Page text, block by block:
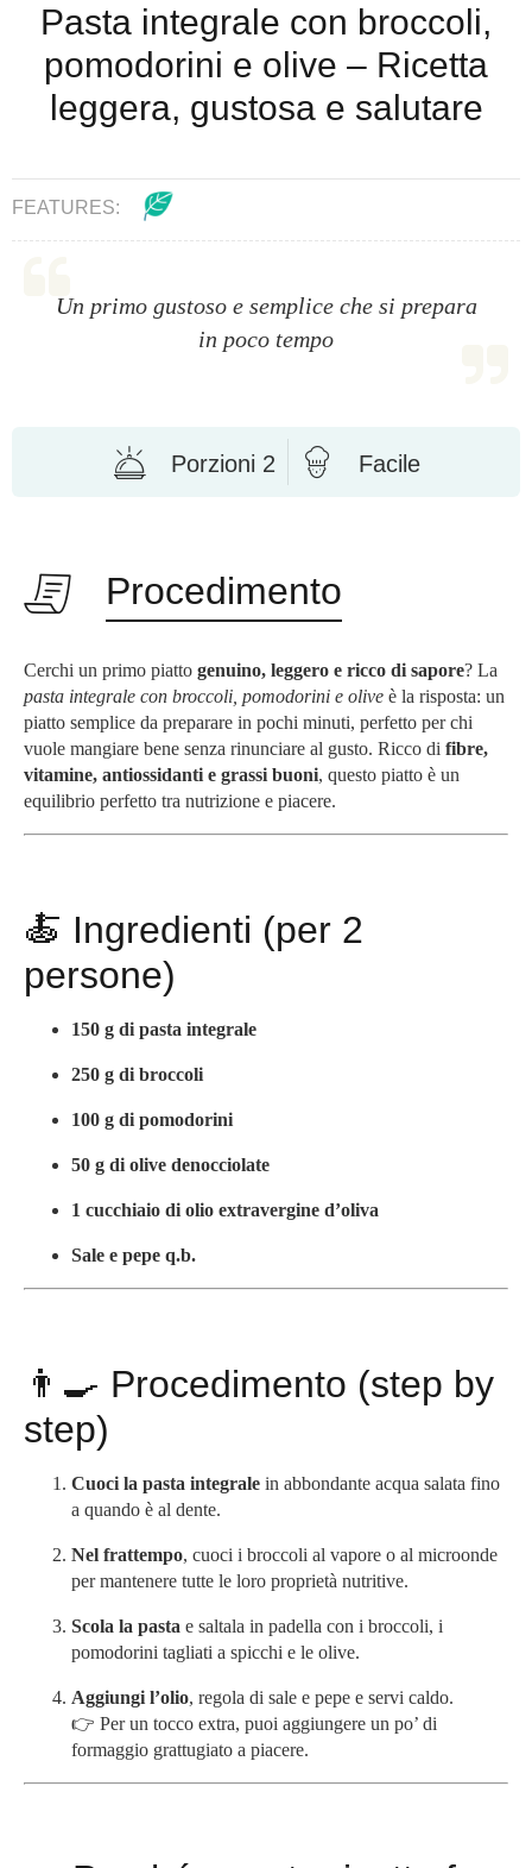
Pasta integrale con broccoli,
pomodorini e olive – Ricetta
leggera, gustosa e salutare
FEATURES:
Un primo gustoso e semplice che si prepara
in poco tempo
Porzioni 2 Facile
Procedimento
Cerchi un primo piatto genuino, leggero e ricco di sapore? La
pasta integrale con broccoli, pomodorini e olive è la risposta: un
piatto semplice da preparare in pochi minuti, perfetto per chi
vuole mangiare bene senza rinunciare al gusto. Ricco di fibre,
vitamine, antiossidanti e grassi buoni, questo piatto è un
equilibrio perfetto tra nutrizione e piacere.
🍝 Ingredienti (per 2
persone)
150 g di pasta integrale
250 g di broccoli
100 g di pomodorini
50 g di olive denocciolate
1 cucchiaio di olio extravergine d’oliva
Sale e pepe q.b.
👨‍🍳 Procedimento (step by
step)
Cuoci la pasta integrale in abbondante acqua salata fino
a quando è al dente.
Nel frattempo, cuoci i broccoli al vapore o al microonde
per mantenere tutte le loro proprietà nutritive.
Scola la pasta e saltala in padella con i broccoli, i
pomodorini tagliati a spicchi e le olive.
Aggiungi l’olio, regola di sale e pepe e servi caldo.
👉 Per un tocco extra, puoi aggiungere un po’ di
formaggio grattugiato a piacere.